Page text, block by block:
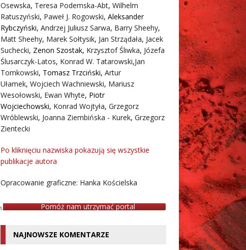
Osewska, Teresa Podemska-Abt, Wilhelm
Ratuszyński, Paweł J. Rogowski, Aleksander
Rybczyński, Andrzej Juliusz Sarwa, Barry Sheehy,
Matt Sheehy, Marek Sołtysik, Jan Strządała, Jacek
Suchecki, Zenon Szostak, Krzysztof Śliwka, Józefa
Ślusarczyk-Latos, Konrad W. Tatarowski,Jan
Tomkowski, Tomasz Trzciński, Artur
Ułamek, Wojciech Wachniewski, Mariusz
Wesołowski, Ewan Whyte, Piotr
Wojciechowski, Konrad Wojtyła, Grzegorz
Wróblewski, Joanna Ziembińska - Kurek, Grzegorz
Zientecki
Po kliknięciu nazwiska pokazują się wszystkie
publikacje autora
Opracowanie graficzne: Hanka Kościelska
Pomóż nam utrzymać portal
NAJNOWSZE KOMENTARZE